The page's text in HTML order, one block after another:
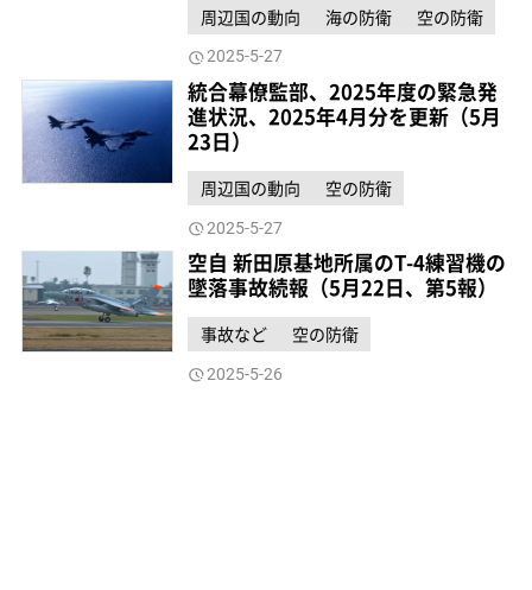
周辺国の動向 海の防衛 空の防衛
2025-5-27
統合幕僚監部、2025年度の緊急発
進状況、2025年4月分を更新（5月
23日）
周辺国の動向 空の防衛
2025-5-27
空自 新田原基地所属のT-4練習機の
墜落事故続報（5月22日、第5報）
事故など 空の防衛
2025-5-26